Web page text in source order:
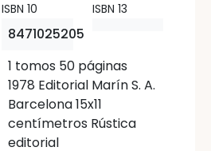
ISBN 10
8471025205
ISBN 13
1 tomos 50 páginas
1978 Editorial Marín S. A.
Barcelona 15x11
centímetros Rústica
editorial